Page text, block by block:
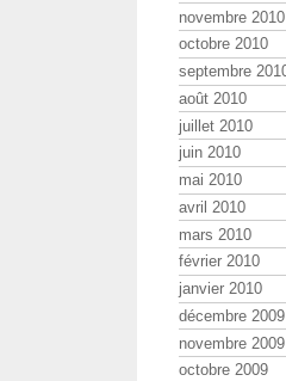
novembre 2010
octobre 2010
septembre
août 2010
juillet 2010
juin 2010
mai 2010
avril 2010
mars 2010
février 2010
janvier 2010
décembre 2009
novembre 2009
octobre 2009